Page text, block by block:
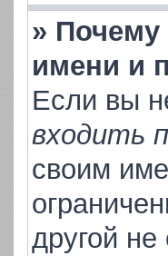
» Почему
имени и
Если вы
входить
своим
другой